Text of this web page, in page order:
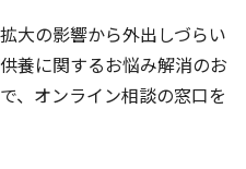
大の影響から外出しづらい
養に関するお悩み解消のお
、オンライン相談の窓口を